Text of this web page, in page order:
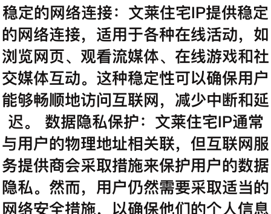
稳定的网络连接：文莱住宅IP提供稳定
的网络连接，适用于各种在线活动，如
浏览网页、观看流媒体、在线游戏和社
交媒体互动。这种稳定性可以确保用户
能够畅顺地访问互联网，减少中断和延
迟。 数据隐私保护：文莱住宅IP通常
与用户的物理地址相关联，但互联网服
务提供商会采取措施来保护用户的数据
隐私。然而，用户仍然需要采取适当的
网络安全措施，以确保他们的个人信息